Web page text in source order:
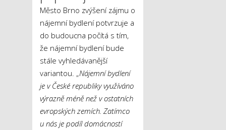
Město Brno zvýšení zájmu o
nájemní bydlení potvrzuje a
do budoucna počítá s tím,
že nájemní bydlení bude
stále vyhledávanější
variantou. „Nájemní bydlení
je v České republiky využíváno
výrazně méně než v ostatních
evropských zemích. Zatímco
u nás je podíl domácností